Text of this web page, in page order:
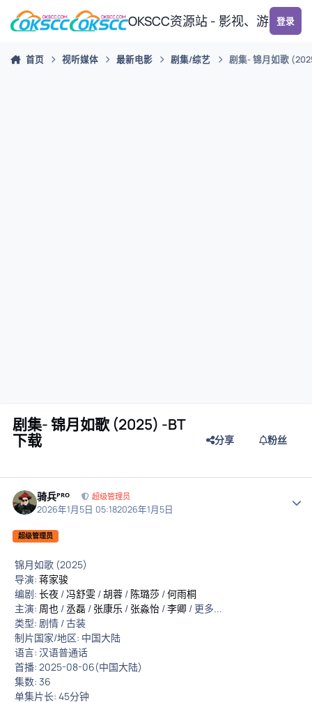
跳转到帖子
OKSCC资源站 - 影视、游戏、
登录
首页 视听媒体 最新电影 剧集/综艺 剧集- 锦月如歌
剧集- 锦月如歌 (2025) -BT
下载
分享 粉丝
骑兵ᴾᴿᴼ 超级管理员
2026年1月5日 05:182026年1月5日
超级管理员
锦月如歌 (2025)
导演: 蒋家骏
编剧: 长夜 /冯舒雯 /胡蓉 / 陈璐莎 /何雨桐
主演: 周也 /丞磊 / 张康乐 / 张淼怡 /李卿 / 更多...
类型: 剧情 / 古装
制片国家/地区: 中国大陆
语言: 汉语普通话
首播: 2025-08-06(中国大陆)
集数: 36
单集片长: 45分钟